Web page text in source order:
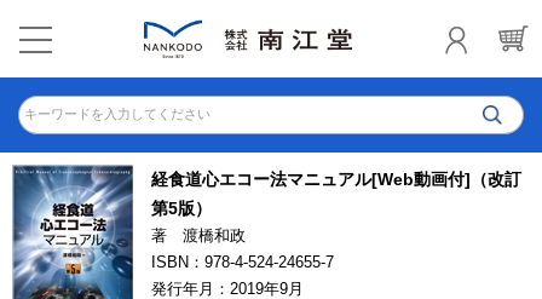
キーワードを入力してください
経食道心エコー法マニュアル[Web動画付]（改訂
第5版）
著 渡橋和政
ISBN：978-4-524-24655-7
発行年月：2019年9月